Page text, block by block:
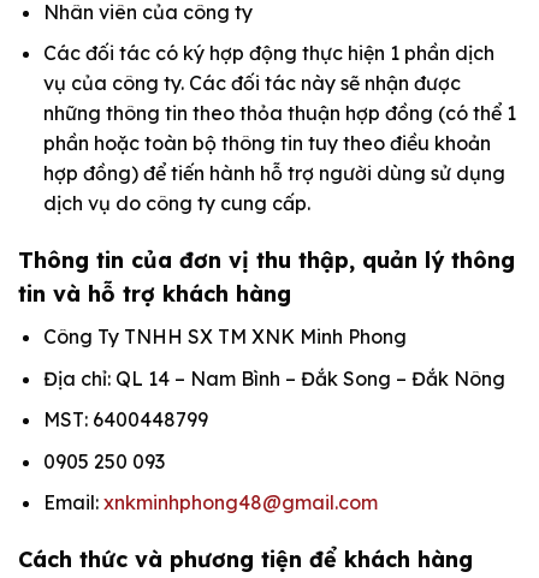
Nhân viên của công ty
Các đối tác có ký hợp động thực hiện 1 phần dịch
vụ của công ty. Các đối tác này sẽ nhận được
những thông tin theo thỏa thuận hợp đồng (có thể 1
phần hoặc toàn bộ thông tin tuy theo điều khoản
hợp đồng) để tiến hành hỗ trợ người dùng sử dụng
dịch vụ do công ty cung cấp.
Thông tin của đơn vị thu thập, quản lý thông
tin và hỗ trợ khách hàng
Công Ty TNHH SX TM XNK Minh Phong
Địa chỉ: QL 14 – Nam Bình – Đắk Song – Đắk Nông
MST: 6400448799
0905 250 093
Email: xnkminhphong48@gmail.com
Cách thức và phương tiện để khách hàng